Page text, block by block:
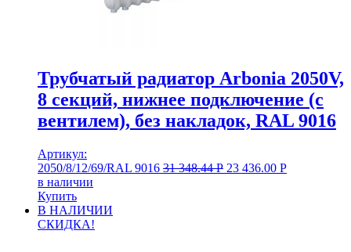
Трубчатый радиатор Arbonia 2050V,
8 секций, нижнее подключение (с
вентилем), без накладок, RAL 9016
Артикул:
2050/8/12/69/RAL 9016 31 348.44Р 23 436.00 Р
в наличии
Купить
В НАЛИЧИИ
СКИДКА!